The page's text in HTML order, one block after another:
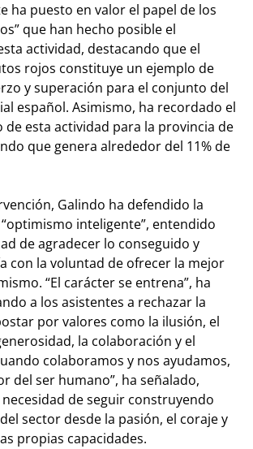
ha puesto en valor el papel de los
que han hecho posible el
actividad, destacando que el
rojos constituye un ejemplo de
y superación para el conjunto del
español. Asimismo, ha recordado el
de esta actividad para la provincia de
que genera alrededor del 11% de
Galindo ha defendido la
inteligente”, entendido
de agradecer lo conseguido y
con la voluntad de ofrecer la mejor
“El carácter se entrena”, ha
a los asistentes a rechazar la
por valores como la ilusión, el
la colaboración y el
colaboramos y nos ayudamos,
del ser humano”, ha señalado,
de seguir construyendo
sector desde la pasión, el coraje y
propias capacidades.